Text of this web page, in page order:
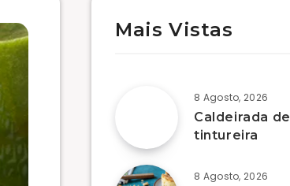
Mais Vistas
8 Agosto, 2026
Caldeirada de
tintureira
8 Agosto, 2026